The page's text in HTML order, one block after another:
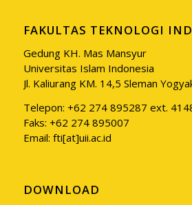
FAKULTAS TEKNOLOGI
Gedung KH. Mas Mansyur
Universitas Islam Indonesia
Jl. Kaliurang KM. 14,5 Sleman
Telepon: +62 274 895287 ext.
Faks: +62 274 895007
Email: fti[at]uii.ac.id
DOWNLOAD